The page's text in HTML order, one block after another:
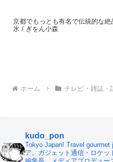
京都でもっとも有名で伝統的な絶
氷 / ぎをん小森
ホーム テレビ・雑誌・
kudo_pon
Tokyo Japan! Travel
ア。ガジェット通信・ロケ